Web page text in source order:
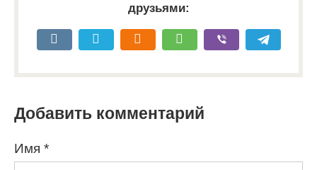
друзьями:
Добавить комментарий
Имя *